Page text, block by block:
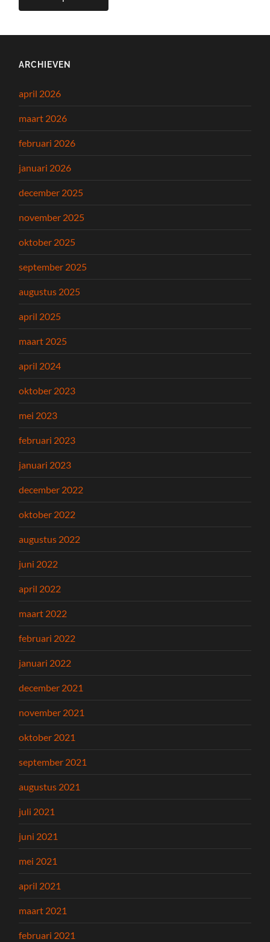
ARCHIEVEN
april 2026
maart 2026
februari 2026
januari 2026
december 2025
november 2025
oktober 2025
september 2025
augustus 2025
april 2025
maart 2025
april 2024
oktober 2023
mei 2023
februari 2023
januari 2023
december 2022
oktober 2022
augustus 2022
juni 2022
april 2022
maart 2022
februari 2022
januari 2022
december 2021
november 2021
oktober 2021
september 2021
augustus 2021
juli 2021
juni 2021
mei 2021
april 2021
maart 2021
februari 2021